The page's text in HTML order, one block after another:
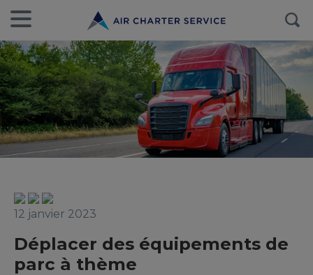
12 janvier 2023
Déplacer des équipements de
parc à thème